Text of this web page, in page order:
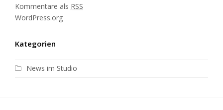
Kommentare als RSS
WordPress.org
Kategorien
News im Studio